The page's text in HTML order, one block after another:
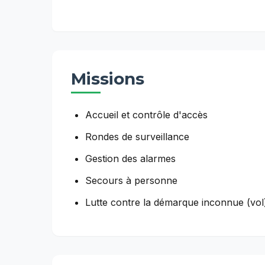
Missions
Accueil et contrôle d'accès
Rondes de surveillance
Gestion des alarmes
Secours à personne
Lutte contre la démarque inconnue